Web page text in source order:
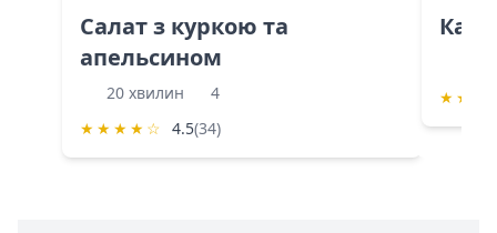
Салат з куркою та
апельсином
20 хвилин
4
★ ★ ★ ★ ☆ 4.5(34)
★ ★